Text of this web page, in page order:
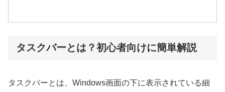
タスクバーとは？初心者向けに簡単解説
タスクバーとは、Windows画面の下に表示されている細